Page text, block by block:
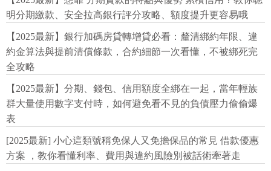
明分期繳款、安全拉高銀行評分攻略、額度提升更容易哦
【2025最新】銀行加碼房貸轉增貸必看：釐清綁約年限、違
約金算法與提前清償條款，合約細節一次看懂，不被綁死完
全攻略
【2025最新】分期、錢包、信用額度全綁在一起，當年輕族
群大量使用數字支付時，如何避免看不見的負債壓力偷偷爆
表
[2025最新] 小心這類號稱免保人又免擔保品的常見 借款優惠
方案 ，教你看懂利率、費用與違約風險別被話術牽著走